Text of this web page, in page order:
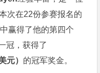
次在22份参赛报名的
中赢得了他的第四个
冠，获得了
元） 的冠军奖金。